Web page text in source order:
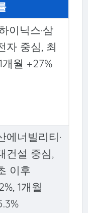
이닉스·삼
자 중심, 최
개월 +27%
에너빌리티·
건설 중심,
이후
1개월